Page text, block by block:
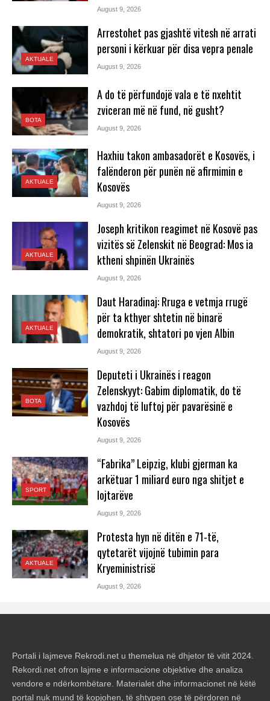
August 9, 2026
AKTUALE
Arrestohet pas gjashtë vitesh në arrati
personi i kërkuar për disa vepra penale
August 9, 2026
BOTA
A do të përfundojë vala e të nxehtit
zviceran më në fund, në gusht?
August 9, 2026
AKTUALE
Haxhiu takon ambasadorët e Kosovës, i
falënderon për punën në afirmimin e
Kosovës
August 9, 2026
AKTUALE
Joseph kritikon reagimet në Kosovë pas
vizitës së Zelenskit në Beograd: Mos ia
ktheni shpinën Ukrainës
August 9, 2026
AKTUALE
Daut Haradinaj: Rruga e vetmja rrugë
për ta kthyer shtetin në binarë
demokratik, shtatori po vjen Albin
August 9, 2026
BOTA
Deputeti i Ukrainës i reagon
Zelenskyyt: Gabim diplomatik, do të
vazhdoj të luftoj për pavarësinë e
Kosovës
August 9, 2026
SPORT
“Fabrika” Leipzig, klubi gjerman ka
arkëtuar 1 miliard euro nga shitjet e
lojtarëve
August 9, 2026
AKTUALE
Protesta hyn në ditën e 71-të,
qytetarët vijojnë tubimin para
Kryeministrisë
August 9, 2026
Portali i lajmeve Rekrodi.net u themelua në dhjetor të vitit 2024.
Rekordi.net ofron lajme e informacione objektive dhe analiza
vendore e ndërkombëtare. Materialet dhe informacionet në këtë
portal nuk mund të kopjohen, të shtypen ose të përdoren në